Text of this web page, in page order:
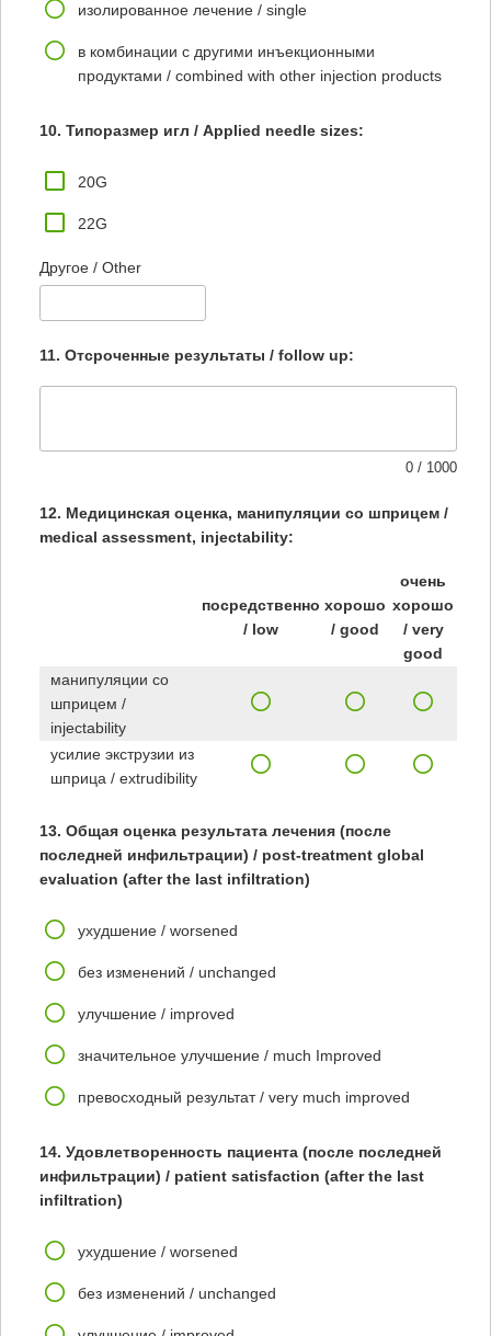
изолированное лечение / single
в комбинации с другими инъекционными
продуктами / combined with other injection products
10. Типоразмер игл / Applied needle sizes:
20G
22G
Другое / Other
11. Отсроченные результаты / follow up:
0 / 1000
12. Медицинская оценка, манипуляции со шприцем /
medical assessment, injectability:
посредственно
/ low
хорошо
/ good
очень
хорошо
/ very
good
манипуляции со
шприцем /
injectability
усилие экструзии из
шприца / extrudibility
13. Общая оценка результата лечения (после
последней инфильтрации) / post-treatment global
evaluation (after the last infiltration)
ухудшение / worsened
без изменений / unchanged
улучшение / improved
значительное улучшение / much Improved
превосходный результат / very much improved
14. Удовлетворенность пациента (после последней
инфильтрации) / patient satisfaction (after the last
infiltration)
ухудшение / worsened
без изменений / unchanged